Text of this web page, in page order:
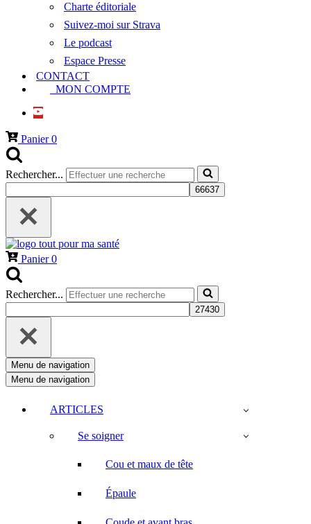
Charte éditoriale
Suivez-moi sur Strava
Le podcast
Espace Presse
CONTACT
MON COMPTE
Panier0
Rechercher...
Panier0
Rechercher...
Menu de navigation
Menu de navigation
ARTICLES
Se soigner
Cou et maux de tête
Épaule